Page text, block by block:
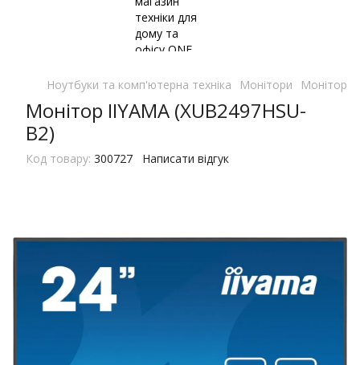
Ноутбуки та комп'ютерна техніка Монітори Монітори
Монітор IIYAMA (XUB2497HSU-
B2)
Код товару: 300727 Написати відгук